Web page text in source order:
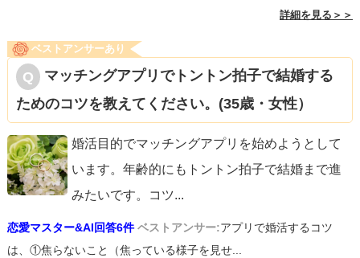
詳細を見る＞＞
ベストアンサーあり
マッチングアプリでトントン拍子で結婚する
ためのコツを教えてください。(35歳・女性）
婚活目的でマッチングアプリを始めようとして
います。年齢的にもトントン拍子で結婚まで進
みたいです。コツ...
恋愛マスター&AI回答6件 ベストアンサー:アプリで婚活するコツ
は、①焦らないこと（焦っている様子を見せ...